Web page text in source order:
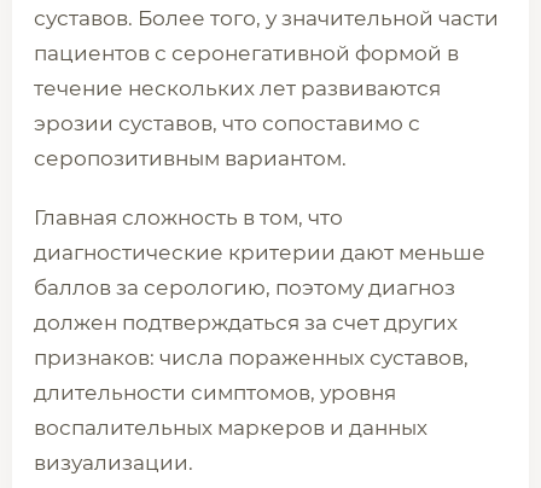
суставов. Более того, у значительной части
пациентов с серонегативной формой в
течение нескольких лет развиваются
эрозии суставов, что сопоставимо с
серопозитивным вариантом.
Главная сложность в том, что
диагностические критерии дают меньше
баллов за серологию, поэтому диагноз
должен подтверждаться за счет других
признаков: числа пораженных суставов,
длительности симптомов, уровня
воспалительных маркеров и данных
визуализации.